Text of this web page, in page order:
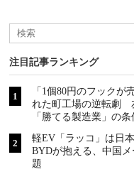
注目記事ランキング
「1個80円のフックが
れた町工場の逆転劇
「勝てる製造業」の条
軽EV「ラッコ」は日
BYDが抱える、中国
題